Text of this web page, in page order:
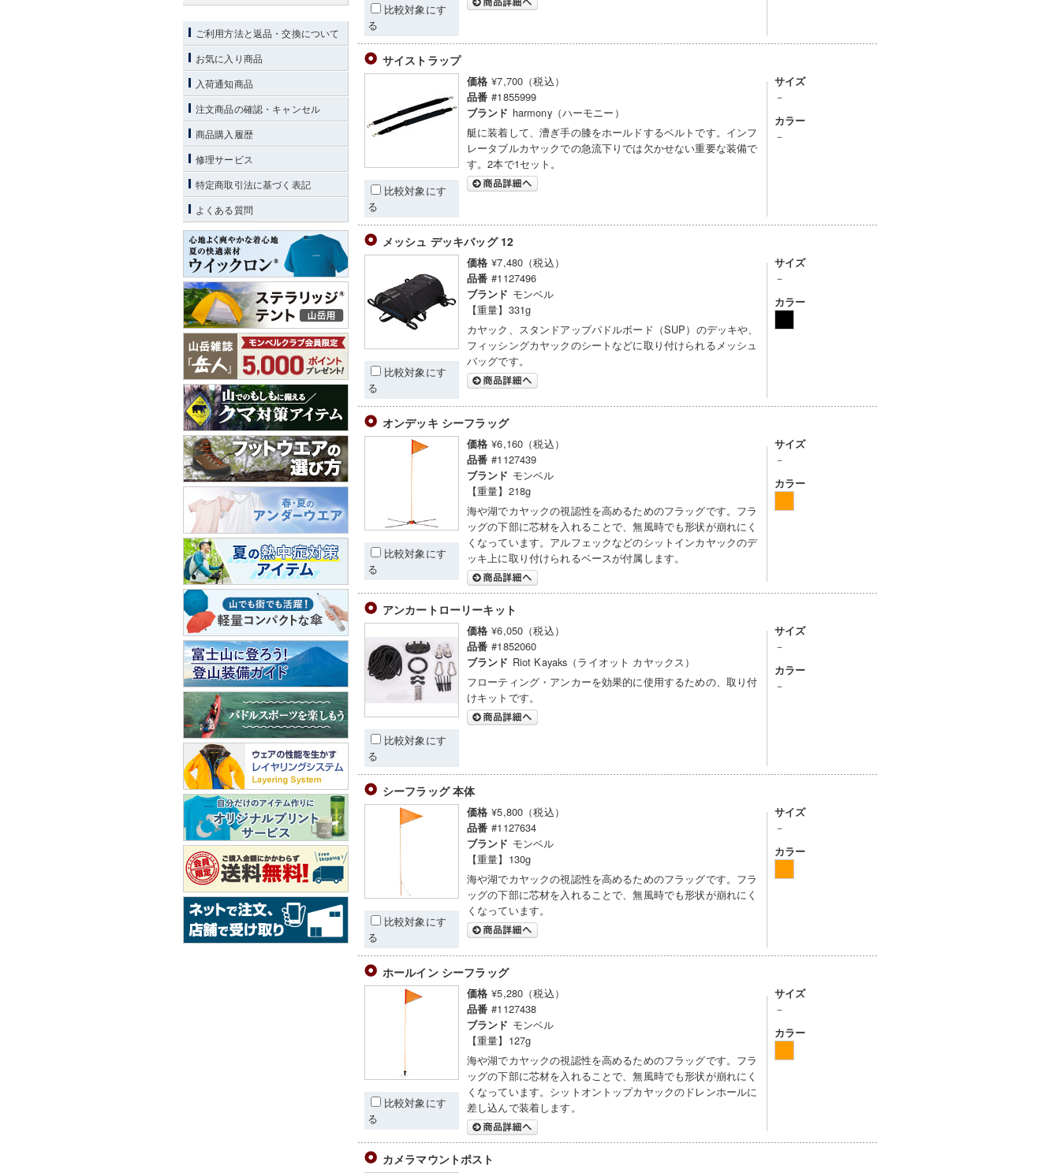
比較対象にす
る
サイストラップ
比較対象にす
る
価格 ¥7,700（税込）
品番 #1855999
ブランド harmony（ハーモニー）
艇に装着して、漕ぎ手の膝をホールドするベルトです。インフ
レータブルカヤックでの急流下りでは欠かせない重要な装備で
す。2本で1セット。
サイズ
－
カラー
－
メッシュ デッキバッグ 12
比較対象にす
る
価格 ¥7,480（税込）
品番 #1127496
ブランド モンベル
【重量】331g
カヤック、スタンドアップパドルボード（SUP）のデッキや、
フィッシングカヤックのシートなどに取り付けられるメッシュ
バッグです。
サイズ
－
カラー
オンデッキ シーフラッグ
比較対象にす
る
価格 ¥6,160（税込）
品番 #1127439
ブランド モンベル
【重量】218g
海や湖でカヤックの視認性を高めるためのフラッグです。フラ
ッグの下部に芯材を入れることで、無風時でも形状が崩れにく
くなっています。アルフェックなどのシットインカヤックのデ
ッキ上に取り付けられるベースが付属します。
サイズ
－
カラー
アンカートローリーキット
比較対象にす
る
価格 ¥6,050（税込）
品番 #1852060
ブランド Riot Kayaks（ライオット カヤックス）
フローティング・アンカーを効果的に使用するための、取り付
けキットです。
サイズ
－
カラー
－
シーフラッグ 本体
比較対象にす
る
価格 ¥5,800（税込）
品番 #1127634
ブランド モンベル
【重量】130g
海や湖でカヤックの視認性を高めるためのフラッグです。フラ
ッグの下部に芯材を入れることで、無風時でも形状が崩れにく
くなっています。
サイズ
－
カラー
ホールイン シーフラッグ
比較対象にす
る
価格 ¥5,280（税込）
品番 #1127438
ブランド モンベル
【重量】127g
海や湖でカヤックの視認性を高めるためのフラッグです。フラ
ッグの下部に芯材を入れることで、無風時でも形状が崩れにく
くなっています。シットオントップカヤックのドレンホールに
差し込んで装着します。
サイズ
－
カラー
カメラマウントポスト
ご利用方法と返品・交換について
お気に入り商品
入荷通知商品
注文商品の確認・キャンセル
商品購入履歴
修理サービス
特定商取引法に基づく表記
よくある質問